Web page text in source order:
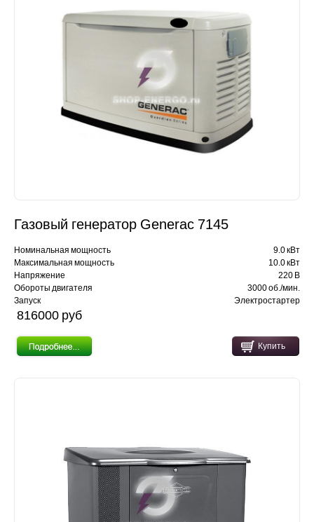
Газовый генератор Generac 7145
Номинальная мощность
9.0 кВт
Максимальная мощность
10.0 кВт
Напряжение
220 В
Обороты двигателя
3000 об./мин.
Запуск
Электростартер
816000 pуб
Купить